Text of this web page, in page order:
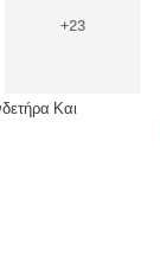
+23
Και